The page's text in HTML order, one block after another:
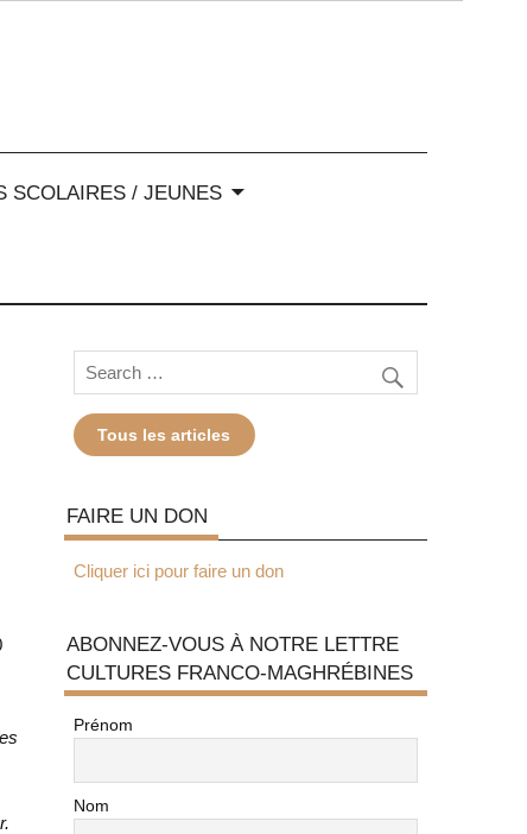
SCOLAIRES / JEUNES
Tous les articles
FAIRE UN DON
Cliquer ici pour faire un don
ABONNEZ-VOUS À NOTRE LETTRE
CULTURES FRANCO-MAGHRÉBINES
Prénom
Nom